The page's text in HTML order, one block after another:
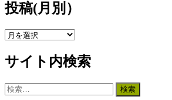
投稿(月別）
投
(月
別）
サイト内検索
検